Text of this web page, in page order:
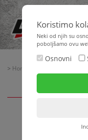
> Home
Koristimo
Neki od njih su
poboljšamo ovu
Osnovni